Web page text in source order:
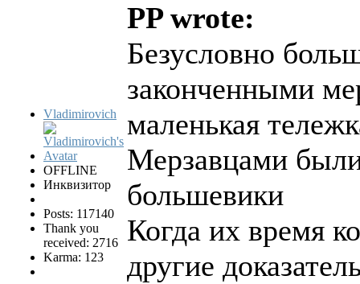
Vladimirovich
OFFLINE
Инквизитор
Posts: 117140
Thank you
received: 2716
Karma: 123
PP wrote:
Безусловно
законченными
маленькая
Мерзавцами
большевики
Когда их время
другие